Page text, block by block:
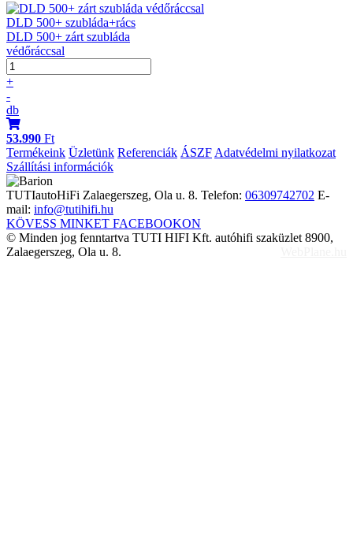
DLD 500+ szubláda+rács
DLD 500+ zárt szubláda
védőráccsal
+
-
db
53.990 Ft
Termékeink Üzletünk Referenciák ÁSZF Adatvédelmi nyilatkozat
Szállítási információk
TUTIautoHiFi Zalaegerszeg, Ola u. 8. Telefon: 06309742702 E-
mail: info@tutihifi.hu
KÖVESS MINKET FACEBOOKON
© Minden jog fenntartva TUTI HIFI Kft. autóhifi szaküzlet 8900,
Zalaegerszeg, Ola u. 8.